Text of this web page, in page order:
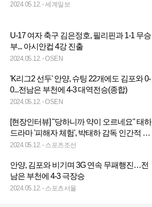
2024.05.12. 세계일보
U-17 여자 축구 김은정호, 필리핀과 1-1 무승
부... 아시안컵 4강 진출
2024.05.12. OSEN
'K리그2 선두' 안양, 슈팅 22개에도 김포와 0-
0...전남은 부천에 4-3 대역전승(종합)
2024.05.12. OSEN
[현장인터뷰] "당하니까 약이 오르네요" 태하
드라마 '피해자 체험', 박태하 감독 인간적 소
감
2024.05.12. 스포츠조선
안양, 김포와 비기며 3G 연속 무패행진…전
남은 부천에 4-3 극장승
2024.05.12. 스포츠서울